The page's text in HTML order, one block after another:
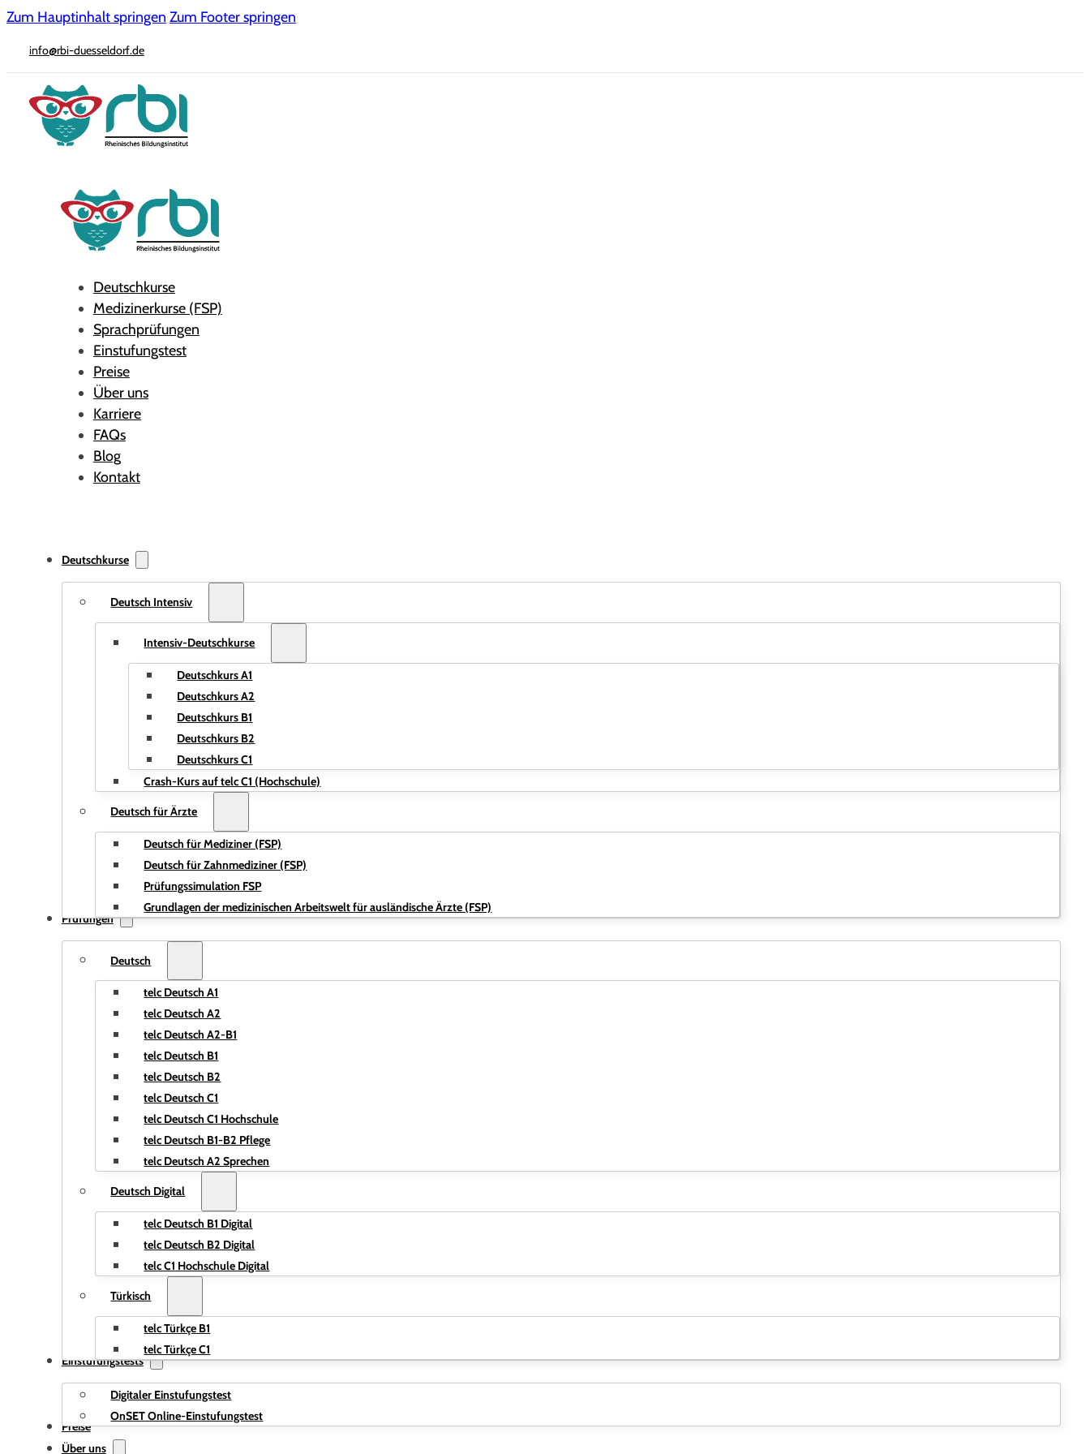
Zum Hauptinhalt springen Zum Footer springen
info@rbi-duesseldorf.de
Deutschkurse
Medizinerkurse (FSP)
Sprachprüfungen
Einstufungstest
Preise
Über uns
Karriere
FAQs
Blog
Kontakt
Deutschkurse
Deutsch Intensiv
Intensiv-Deutschkurse
Deutschkurs A1
Deutschkurs A2
Deutschkurs B1
Deutschkurs B2
Deutschkurs C1
Crash-Kurs auf telc C1 (Hochschule)
Deutsch für Ärzte
Deutsch für Mediziner (FSP)
Deutsch für Zahnmediziner (FSP)
Prüfungssimulation FSP
Grundlagen der medizinischen Arbeitswelt für ausländische Ärzte (FSP)
Prüfungen
Deutsch
telc Deutsch A1
telc Deutsch A2
telc Deutsch A2-B1
telc Deutsch B1
telc Deutsch B2
telc Deutsch C1
telc Deutsch C1 Hochschule
telc Deutsch B1-B2 Pflege
telc Deutsch A2 Sprechen
Deutsch Digital
telc Deutsch B1 Digital
telc Deutsch B2 Digital
telc C1 Hochschule Digital
Türkisch
telc Türkçe B1
telc Türkçe C1
Einstufungstests
Digitaler Einstufungstest
OnSET Online-Einstufungstest
Preise
Über uns